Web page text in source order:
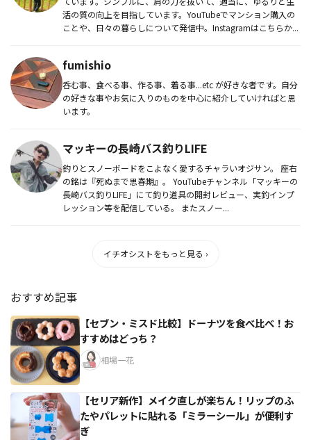
活の質の向上を目指しています。YouTubeでマンション購入の
ことや、日々の暮らしについて発信中。Instagramはこちらか...
fumishio
呑む事、食べる事、作る事、着る事...etc が好きな者です。自分
の好きな事やお気に入りのものを中心に紹介していければと思
います。
マッキーの長崎バス釣りLIFE
釣りとスノーボードをこよなく愛するチャラいオジサン。 座右
の銘は『死ぬまで思春期』。 YouTubeチャンネル「マッキーの
長崎バス釣りLIFE」にて釣り道具の開封レビュー、実釣インプ
レッション等を配信している。 またスノー...
イチオシストをもっと見る ›
おすすめ記事
【セブン・ミスド比較】ドーナツを食べ比べ！お
すすめはどっち？
相場一花
【セリア新作】メイク直しが楽ちん！リップのふ
たやパレットに貼れる「ミラーシール」が便利す
ぎ